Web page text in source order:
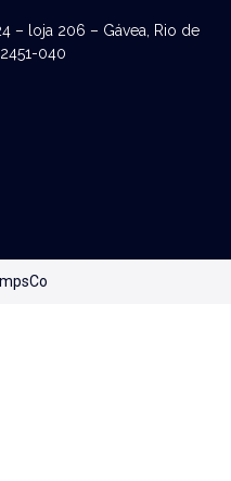
– loja 206 – Gávea, Rio de
040